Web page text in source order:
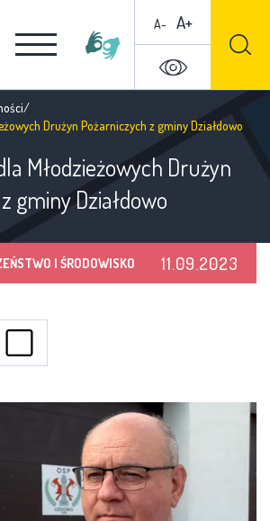
A- A+
/
Drużyn Pożarniczych z gminy Działdowo
Młodzieżowych Drużyn
gminy Działdowo
I ŚRODOWISKO 11.09.2023